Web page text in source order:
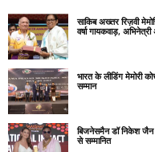
साकिब अख्तर रिज़वी
वर्षा गायकवाड़,
भारत के लीडिंग मेमोरी
सम्मान
बिजनेसमैन डॉ निकेश जैन
से सम्मानित